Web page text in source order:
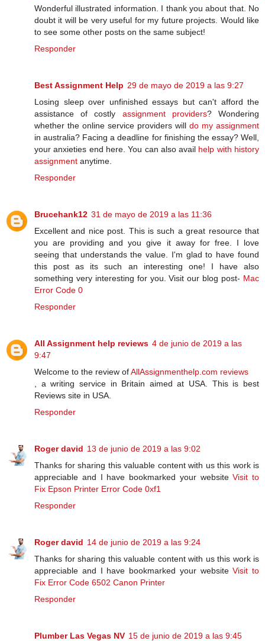
Wonderful illustrated information. I thank you about that. No
doubt it will be very useful for my future projects. Would like
to see some other posts on the same subject!
Responder
Best Assignment Help 29 de mayo de 2019 a las 9:27
Losing sleep over unfinished essays but can't afford the
assistance of costly assignment providers? Wondering
whether the online service providers will do my assignment
in australia? Facing a deadline for finishing the essay? Well,
your anxieties end here. You can also avail help with history
assignment anytime.
Responder
Brucehank12 31 de mayo de 2019 a las 11:36
Excellent and nice post. This is such a great resource that
you are providing and you give it away for free. I love
seeing that understands the value. I'm glad to have found
this post as its such an interesting one! I have also
something very interesting for you. Visit our blog post- Mac
Error Code 0
Responder
All Assignment help reviews 4 de junio de 2019 a las
9:47
Welcome to the review ofAllAssignmenthelp.com reviews
, a writing service in Britain aimed at USA. This is best
Reviews site in USA.
Responder
Roger david 13 de junio de 2019 a las 9:02
Thanks for sharing this valuable content with us this work is
appreciable and I have bookmarked your websiteVisit to
Fix Epson Printer Error Code 0xf1
Responder
Roger david 14 de junio de 2019 a las 9:24
Thanks for sharing this valuable content with us this work is
appreciable and I have bookmarked your websiteVisit to
Fix Error Code 6502 Canon Printer
Responder
Plumber Las Vegas NV 15 de junio de 2019 a las 9:45